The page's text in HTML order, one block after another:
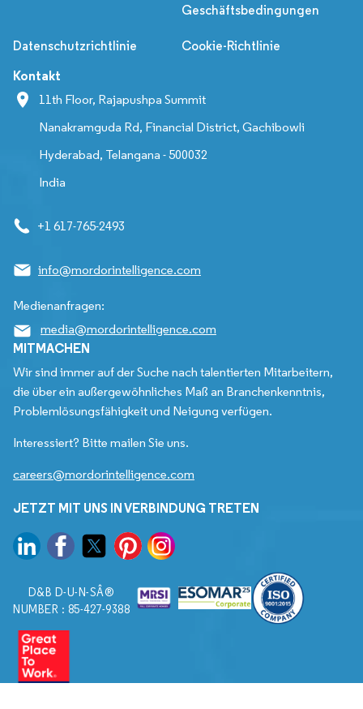
Geschäftsbedingungen
Datenschutzrichtlinie Cookie-Richtlinie
Kontakt
11th Floor, Rajapushpa Summit
Nanakramguda Rd, Financial District, Gachibowli
Hyderabad, Telangana - 500032
India
+1 617-765-2493
info@mordorintelligence.com
Medienanfragen:
media@mordorintelligence.com
MITMACHEN
Wir sind immer auf der Suche nach talentierten Mitarbeitern,
die über ein außergewöhnliches Maß an Branchenkenntnis,
Problemlösungsfähigkeit und Neigung verfügen.
Interessiert? Bitte mailen Sie uns.
careers@mordorintelligence.com
JETZT MIT UNS IN VERBINDUNG TRETEN
D&B D-U-N-SÂ®
NUMBER : 85-427-9388